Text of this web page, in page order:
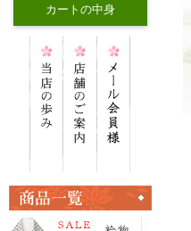
カートの中身